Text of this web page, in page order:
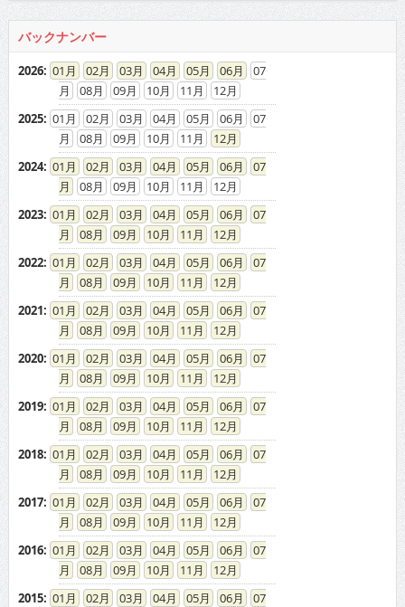
バックナンバー
2026: 01 02 03 04 05 06
07
08
09 10 11
12
2025: 01 02 03 04 05 06
07
08
09 10 11
12
2024: 01 02 03 04 05 06
07
08
09 10 11
12
2023: 01 02 03 04 05 06
07
08
09 10 11
12
2022: 01 02 03 04 05 06
07
08
09 10 11
12
2021: 01 02 03 04 05 06
07
08
09 10 11
12
2020: 01 02 03 04 05 06
07
08
09 10 11
12
2019: 01 02 03 04 05 06
07
08
09 10 11
12
2018: 01 02 03 04 05 06
07
08
09 10 11
12
2017: 01 02 03 04 05 06
07
08
09 10 11
12
2016: 01 02 03 04 05 06
07
08
09 10 11
12
2015: 01 02 03 04 05 06
07